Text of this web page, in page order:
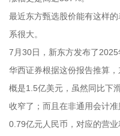
最近东方甄选股价能有这样
系很大。
7月30日，新东方发布了2025
华西证券根据这份报告推算
概是1.5亿美元，虽然同比下
收窄了；而且在非通用会计
0.79亿元人民币，对应的营